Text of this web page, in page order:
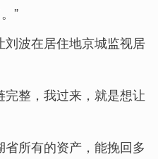
”
刘波在居住地京城监视居
完整，我过来，就是想让
省所有的资产，能挽回多